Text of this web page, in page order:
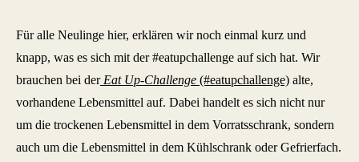
Für alle Neulinge hier, erklären wir noch einmal kurz und
knapp, was es sich mit der #eatupchallenge auf sich hat. Wir
brauchen bei der Eat Up-Challenge (#eatupchallenge) alte,
vorhandene Lebensmittel auf. Dabei handelt es sich nicht nur
um die trockenen Lebensmittel in dem Vorratsschrank, sondern
auch um die Lebensmittel in dem Kühlschrank oder Gefrierfach.